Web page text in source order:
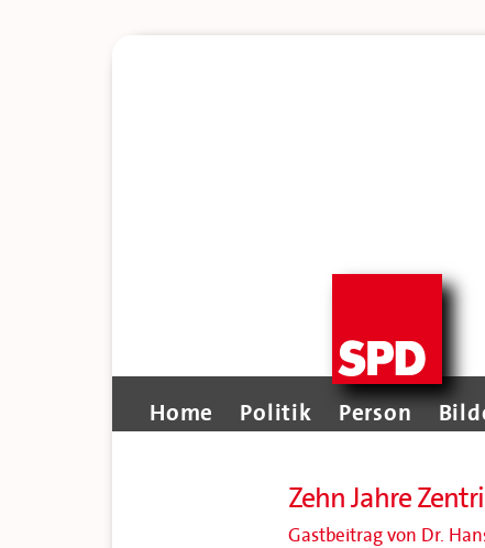
Home Politik Person
Zehn Jahre
Gastbeitrag von Dr.